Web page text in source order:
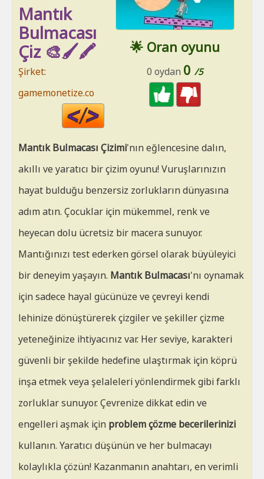
🌟 Oran oyunu
0 oydan 0 /5
Mantık
Bulmacası
Çiz 🎨🖌️🖍️
Şirket:
gamemonetize.co
HTML
Mantık Bulmacası Çizimi'nın eğlencesine dalın,
akıllı ve yaratıcı bir çizim oyunu! Vuruşlarınızın
hayat bulduğu benzersiz zorlukların dünyasına
adım atın. Çocuklar için mükemmel, renk ve
heyecan dolu ücretsiz bir macera sunuyor.
Mantığınızı test ederken görsel olarak büyüleyici
bir deneyim yaşayın. Mantık Bulmacası'nı oynamak
için sadece hayal gücünüze ve çevreyi kendi
lehinize dönüştürerek çizgiler ve şekiller çizme
yeteneğinize ihtiyacınız var. Her seviye, karakteri
güvenli bir şekilde hedefine ulaştırmak için köprü
inşa etmek veya şelaleleri yönlendirmek gibi farklı
zorluklar sunuyor. Çevrenize dikkat edin ve
engelleri aşmak için problem çözme becerilerinizi
kullanın. Yaratıcı düşünün ve her bulmacayı
kolaylıkla çözün! Kazanmanın anahtarı, en verimli